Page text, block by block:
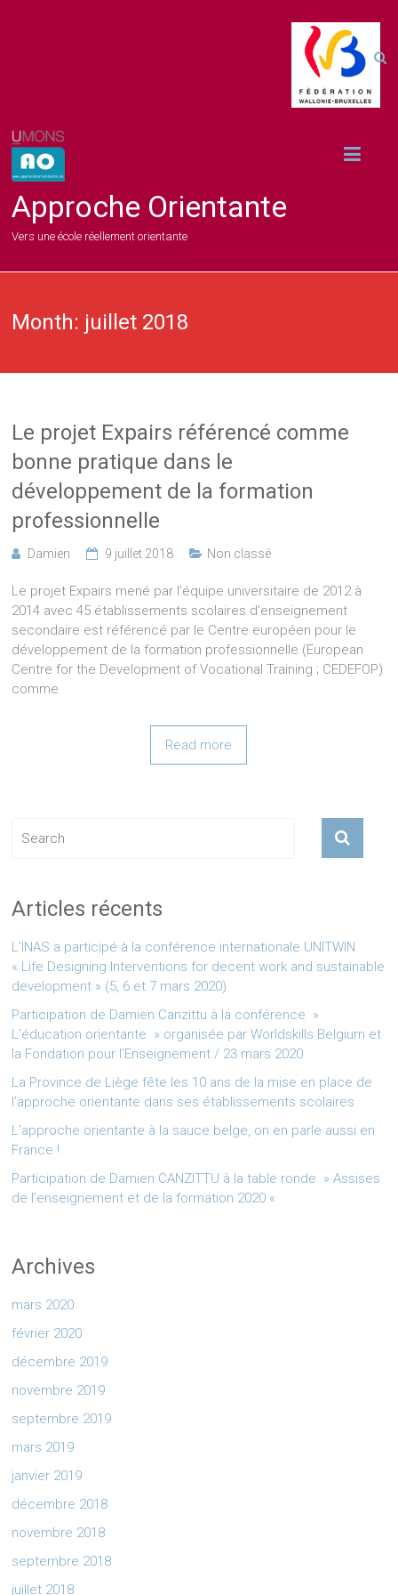
Approche Orientante
Vers une école réellement orientante
Month: juillet 2018
Le projet Expairs référencé comme
bonne pratique dans le
développement de la formation
professionnelle
Damien 9 juillet 2018 Non classé
Le projet Expairs mené par l’équipe universitaire de 2012 à
2014 avec 45 établissements scolaires d’enseignement
secondaire est référencé par le Centre européen pour le
développement de la formation professionnelle (European
Centre for the Development of Vocational Training ; CEDEFOP)
comme
Read more
Articles récents
L’INAS a participé à la conférence internationale UNITWIN
« Life Designing Interventions for decent work and sustainable
development » (5, 6 et 7 mars 2020)
Participation de Damien Canzittu à la conférence »
L’éducation orientante » organisée par Worldskills Belgium et
la Fondation pour l’Enseignement / 23 mars 2020
La Province de Liège fête les 10 ans de la mise en place de
l’approche orientante dans ses établissements scolaires
L’approche orientante à la sauce belge, on en parle aussi en
France !
Participation de Damien CANZITTU à la table ronde » Assises
de l’enseignement et de la formation 2020 «
Archives
mars 2020
février 2020
décembre 2019
novembre 2019
septembre 2019
mars 2019
janvier 2019
décembre 2018
novembre 2018
septembre 2018
juillet 2018